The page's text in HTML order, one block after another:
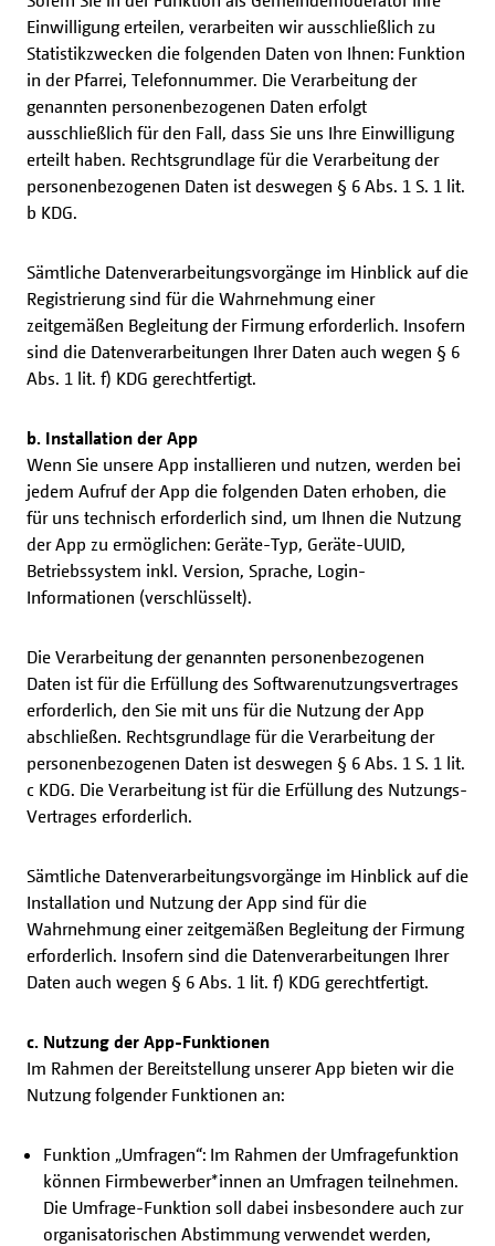
Einwilligung erteilen, verarbeiten wir ausschließlich zu
Statistikzwecken die folgenden Daten von Ihnen: Funktion
in der Pfarrei, Telefonnummer. Die Verarbeitung der
genannten personenbezogenen Daten erfolgt
ausschließlich für den Fall, dass Sie uns Ihre Einwilligung
erteilt haben. Rechtsgrundlage für die Verarbeitung der
personenbezogenen Daten ist deswegen § 6 Abs. 1 S. 1 lit.
b KDG.
Sämtliche Datenverarbeitungsvorgänge im Hinblick auf die
Registrierung sind für die Wahrnehmung einer
zeitgemäßen Begleitung der Firmung erforderlich. Insofern
sind die Datenverarbeitungen Ihrer Daten auch wegen § 6
Abs. 1 lit. f) KDG gerechtfertigt.
b. Installation der App
Wenn Sie unsere App installieren und nutzen, werden bei
jedem Aufruf der App die folgenden Daten erhoben, die
für uns technisch erforderlich sind, um Ihnen die Nutzung
der App zu ermöglichen: Geräte-Typ, Geräte-UUID,
Betriebssystem inkl. Version, Sprache, Login-
Informationen (verschlüsselt).
Die Verarbeitung der genannten personenbezogenen
Daten ist für die Erfüllung des Softwarenutzungsvertrages
erforderlich, den Sie mit uns für die Nutzung der App
abschließen. Rechtsgrundlage für die Verarbeitung der
personenbezogenen Daten ist deswegen § 6 Abs. 1 S. 1 lit.
c KDG. Die Verarbeitung ist für die Erfüllung des Nutzungs-
Vertrages erforderlich.
Sämtliche Datenverarbeitungsvorgänge im Hinblick auf die
Installation und Nutzung der App sind für die
Wahrnehmung einer zeitgemäßen Begleitung der Firmung
erforderlich. Insofern sind die Datenverarbeitungen Ihrer
Daten auch wegen § 6 Abs. 1 lit. f) KDG gerechtfertigt.
c. Nutzung der App-Funktionen
Im Rahmen der Bereitstellung unserer App bieten wir die
Nutzung folgender Funktionen an:
Funktion „Umfragen“: Im Rahmen der Umfragefunktion
können Firmbewerber*innen an Umfragen teilnehmen.
Die Umfrage-Funktion soll dabei insbesondere auch zur
organisatorischen Abstimmung verwendet werden,